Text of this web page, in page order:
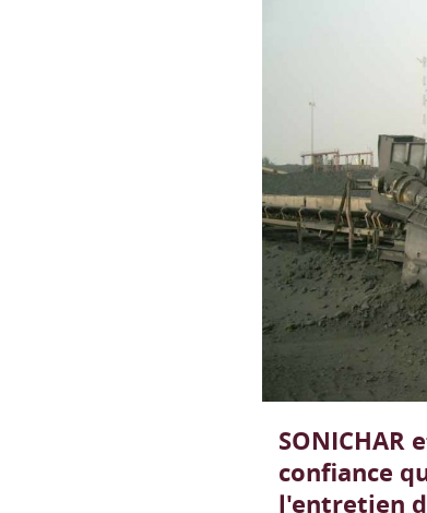
SONICHAR
confiance
l'entretien